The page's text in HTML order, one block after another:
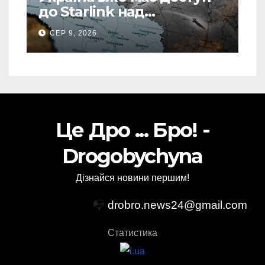
до Starlink над
територією Росії: в одній
спеціальній зоні – ЗМІ
СЕР 9, 2026
Це Дро ... Бро! -
Drogobychyna
Дізнайся новини першим!
📭 drobro.news24@gmail.com
Статистика